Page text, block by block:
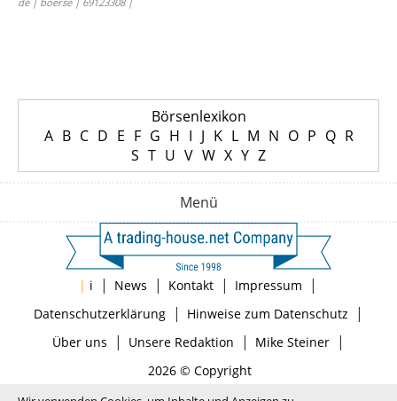
Börsenlexikon
A B C D E F G H I J K L M N O P Q R
S T U V W X Y Z
Menü
| i | News | Kontakt | Impressum |
Datenschutzerklärung| Hinweise zum Datenschutz |
Über uns | Unsere Redaktion | Mike Steiner|
2026 © Copyright